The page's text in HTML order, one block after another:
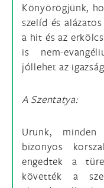
Könyörögjünk,
szelíd és
a hit és az
is nem-
jóllehet az
A Szentatya:
Urunk,
bizonyos
engedtek a
követték a